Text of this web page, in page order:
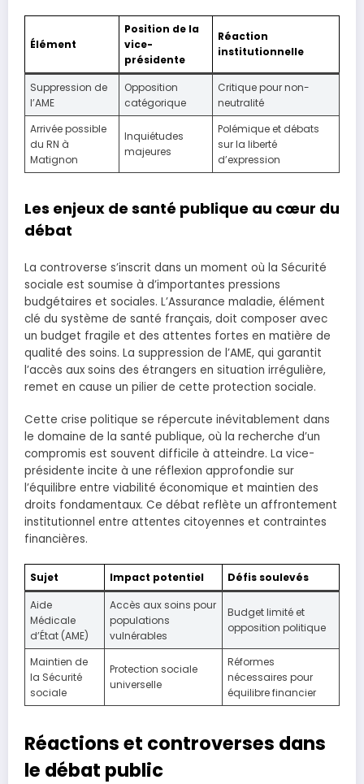
Élément
Position de la
vice-
présidente
Réaction
institutionnelle
Suppression de
l’AME
Opposition
catégorique
Critique pour non-
neutralité
Arrivée possible
du RN à
Matignon
Inquiétudes
majeures
Polémique et débats
sur la liberté
d’expression
Les enjeux de santé publique au cœur du
débat
La controverse s’inscrit dans un moment où la Sécurité
sociale est soumise à d’importantes pressions
budgétaires et sociales. L’Assurance maladie, élément
clé du système de santé français, doit composer avec
un budget fragile et des attentes fortes en matière de
qualité des soins. La suppression de l’AME, qui garantit
l’accès aux soins des étrangers en situation irrégulière,
remet en cause un pilier de cette protection sociale.
Cette crise politique se répercute inévitablement dans
le domaine de la santé publique, où la recherche d’un
compromis est souvent difficile à atteindre. La vice-
présidente incite à une réflexion approfondie sur
l’équilibre entre viabilité économique et maintien des
droits fondamentaux. Ce débat reflète un affrontement
institutionnel entre attentes citoyennes et contraintes
financières.
Sujet Impact potentiel
Défis soulevés
Aide
Médicale
d’État (AME)
Accès aux soins pour
populations
vulnérables
Budget limité et
opposition politique
Maintien de
la Sécurité
sociale
Protection sociale
universelle
Réformes
nécessaires pour
équilibre financier
Réactions et controverses dans
le débat public